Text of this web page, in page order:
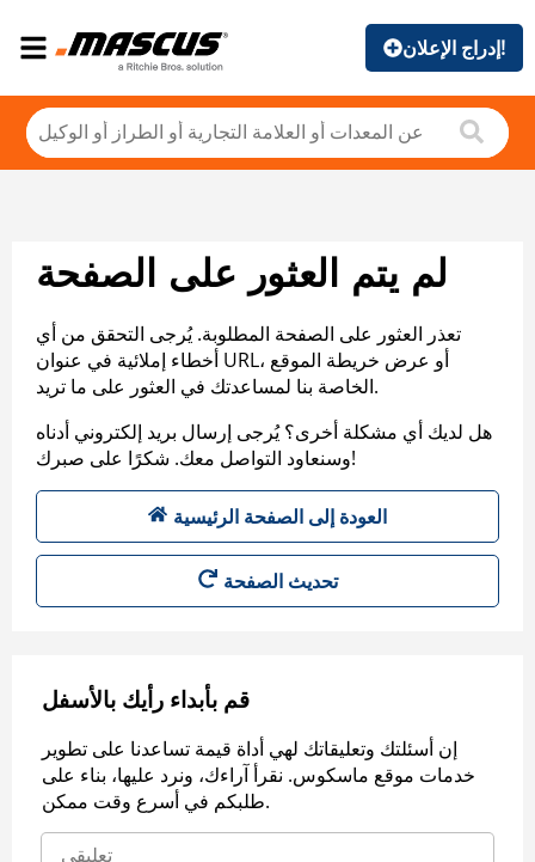
إدراج الإعلان!
لم يتم العثور على الصفحة
تعذر العثور على الصفحة المطلوبة. يُرجى التحقق من أي
أخطاء إملائية في عنوان URL، أو عرض خريطة الموقع
الخاصة بنا لمساعدتك في العثور على ما تريد.
هل لديك أي مشكلة أخرى؟ يُرجى إرسال بريد إلكتروني أدناه
وسنعاود التواصل معك. شكرًا على صبرك!
العودة إلى الصفحة الرئيسية
تحديث الصفحة
قم بأبداء رأيك بالأسفل
إن أسئلتك وتعليقاتك لهي أداة قيمة تساعدنا على تطوير
خدمات موقع ماسكوس. نقرأ آراءك، ونرد عليها، بناء على
طلبكم في أسرع وقت ممكن.